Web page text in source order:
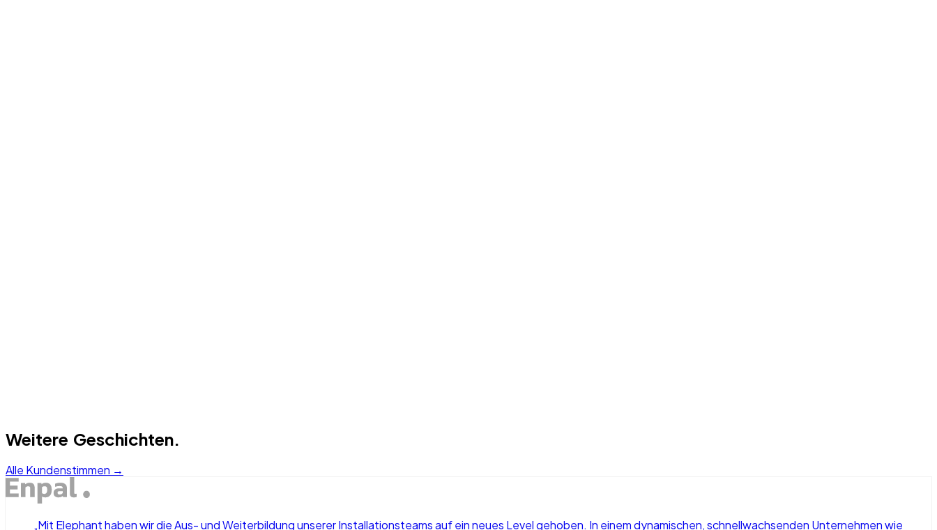
Weitere Geschichten.
Alle Kundenstimmen →
„Mit Elephant haben wir die Aus- und Weiterbildung unserer Installationsteams auf ein neues Level gehoben. In einem dynamischen, schnellwachsenden Unternehmen wie